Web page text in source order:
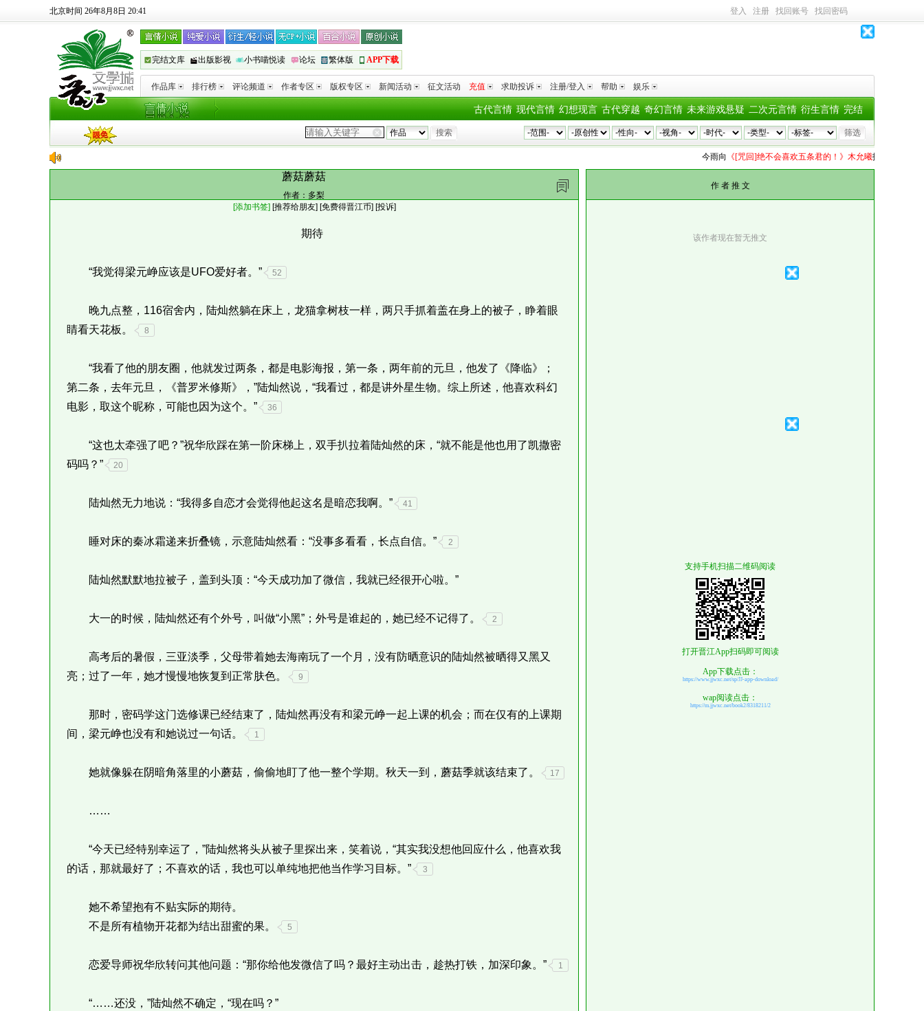
北京时间 26年8月8日 20:41 登入 注册 找回账号 找回密码
完结文库 出版影视 小书喵悦读 论坛 繁体版 APP下载
作品库 排行榜 评论频道 作者专区 版权专区 新闻活动 征文活动 充值 求助投诉 注册/登入 帮助 娱乐
完结
衍生言情
二次元言情
未来游戏悬疑
奇幻言情
古代穿越
幻想现言
现代言情
古代言情
向《[咒回]绝不会喜欢五条君的！》木允曦投了4个深水鱼雷
蘑菇蘑菇
作者： 多梨
[添加书签] [推荐给朋友] [免费得晋江币] [投诉]
期待
“我觉得梁元峥应该是UFO爱好者。” 52
晚九点整，116宿舍内，陆灿然躺在床上，龙猫拿树枝一样，两只手抓着盖在身上的被子，睁着眼
睛看天花板。
8
“我看了他的朋友圈，他就发过两条，都是电影海报，第一条，两年前的元旦，他发了《降临》；
第二条，去年元旦，《普罗米修斯》，”陆灿然说，“我看过，都是讲外星生物。综上所述，他喜欢科幻
电影，取这个昵称，可能也因为这个。”
36
“这也太牵强了吧？”祝华欣踩在第一阶床梯上，双手扒拉着陆灿然的床，“就不能是他也用了凯撒密
码吗？”
20
陆灿然无力地说：“我得多自恋才会觉得他起这名是暗恋我啊。” 41
睡对床的秦冰霜递来折叠镜，示意陆灿然看：“没事多看看，长点自信。” 2
陆灿然默默地拉被子，盖到头顶：“今天成功加了微信，我就已经很开心啦。”
大一的时候，陆灿然还有个外号，叫做“小黑”；外号是谁起的，她已经不记得了。 2
高考后的暑假，三亚淡季，父母带着她去海南玩了一个月，没有防晒意识的陆灿然被晒得又黑又
亮；过了一年，她才慢慢地恢复到正常肤色。
9
那时，密码学这门选修课已经结束了，陆灿然再没有和梁元峥一起上课的机会；而在仅有的上课期
间，梁元峥也没有和她说过一句话。
1
她就像躲在阴暗角落里的小蘑菇，偷偷地盯了他一整个学期。秋天一到，蘑菇季就该结束了。 17
……
“今天已经特别幸运了，”陆灿然将头从被子里探出来，笑着说，“其实我没想他回应什么，他喜欢我
的话，那就最好了；不喜欢的话，我也可以单纯地把他当作学习目标。”
3
她不希望抱有不贴实际的期待。
不是所有植物开花都为结出甜蜜的果。
5
恋爱导师祝华欣转问其他问题：“那你给他发微信了吗？最好主动出击，趁热打铁，加深印象。” 1
“……还没，”陆灿然不确定，“现在吗？”
作 者 推 文
该作者现在暂无推文
支持手机扫描二维码阅读
打开晋江App扫码即可阅读
App下载点击：
https://www.jjwxc.net/sp/JJ-app-download/
wap阅读点击：
https://m.jjwxc.net/book2/8318211/2